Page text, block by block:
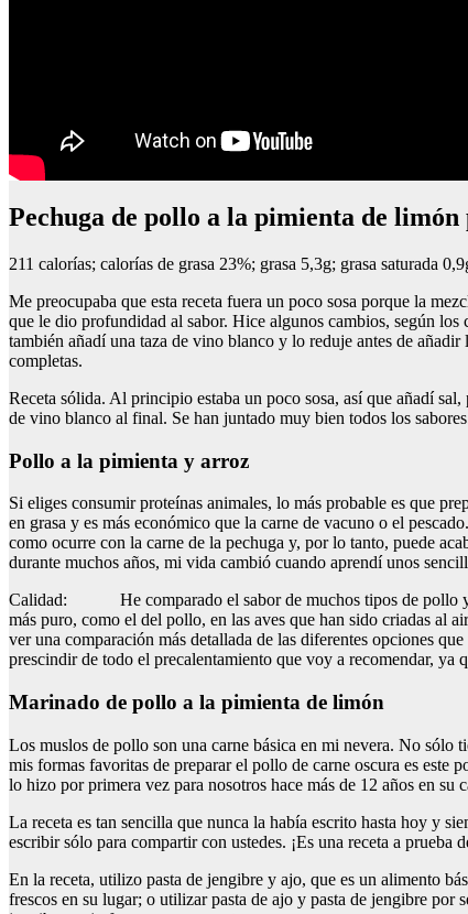
Pechuga de pollo a la pimienta de
211 calorías; calorías de grasa 23%; grasa 5,3g; grasa saturada
Me preocupaba que esta receta fuera un poco sosa porque la
que le dio profundidad al sabor. Hice algunos cambios, según
también añadí una taza de vino blanco y lo reduje antes de
completas.
Receta sólida. Al principio estaba un poco sosa, así que añadí
de vino blanco al final. Se han juntado muy bien todos los
Pollo a la pimienta y arroz
Si eliges consumir proteínas animales, lo más probable es que
en grasa y es más económico que la carne de vacuno o el
como ocurre con la carne de la pechuga y, por lo tanto, puede
durante muchos años, mi vida cambió cuando aprendí unos
Calidad: He comparado el sabor de muchos tipos de pollo y
más puro, como el del pollo, en las aves que han sido criadas al
ver una comparación más detallada de las diferentes opciones
prescindir de todo el precalentamiento que voy a recomendar, ya
Marinado de pollo a la pimienta de limón
Los muslos de pollo son una carne básica en mi nevera. No sólo
mis formas favoritas de preparar el pollo de carne oscura es
lo hizo por primera vez para nosotros hace más de 12 años en su
La receta es tan sencilla que nunca la había escrito hasta hoy y
escribir sólo para compartir con ustedes. ¡Es una receta a prueba
En la receta, utilizo pasta de jengibre y ajo, que es un alimento
frescos en su lugar; o utilizar pasta de ajo y pasta de jengibre por